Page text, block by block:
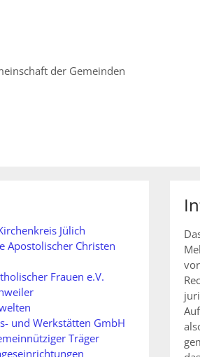
der Gemeinden
Jülich
Apostolischer Christen
Frauen e.V.
und Werkstätten GmbH
Träger